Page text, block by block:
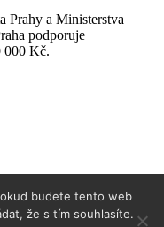
Prahy a Ministerstva
podporuje
000 Kč.
budete tento web
že s tím souhlasíte.